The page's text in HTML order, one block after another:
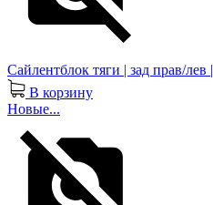
Сайлентблок тяги | зад прав/лев |
В корзину
Новые...